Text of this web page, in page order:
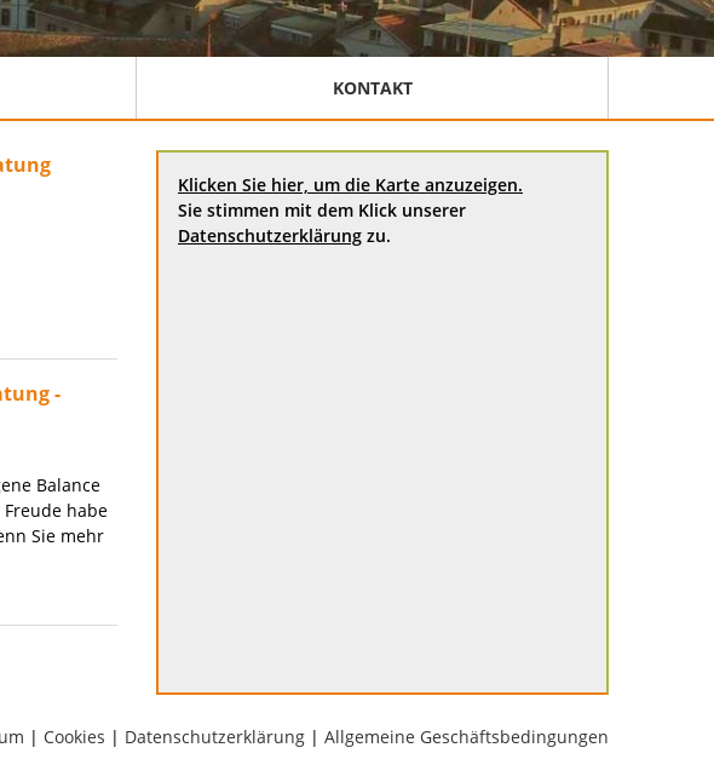
KONTAKT
-
Balance
habe
Sie mehr
Klicken Sie hier, um die Karte anzuzeigen.
Sie stimmen mit dem Klick unserer
Datenschutzerklärung zu.
| Cookies | Datenschutzerklärung | Allgemeine Geschäftsbedingungen